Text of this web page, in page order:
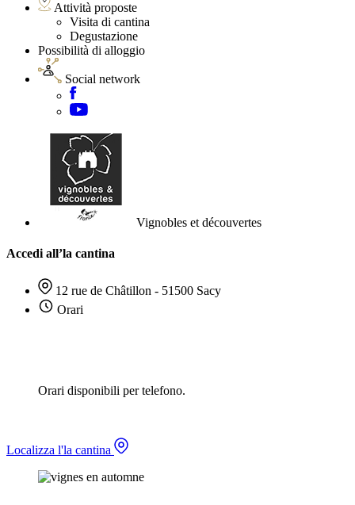
Attività proposte
Visita di cantina
Degustazione
Possibilità di alloggio
Social network
Vignobles et découvertes
Accedi all’la cantina
12 rue de Châtillon - 51500 Sacy
Orari
Orari disponibili per telefono.
Localizza l'la cantina